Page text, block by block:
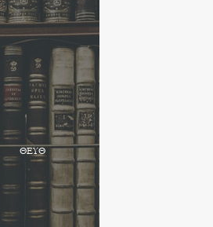
ΘΕΥΘ